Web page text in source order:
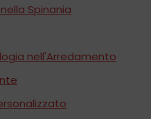
Spinania
nell'Arredamento